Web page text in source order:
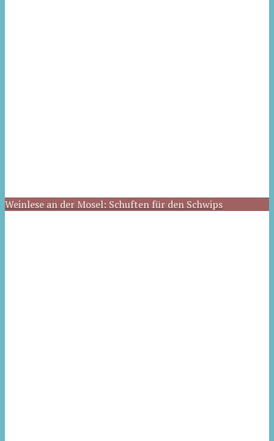
Weinlese an der Mosel: Schuften für den Schwips